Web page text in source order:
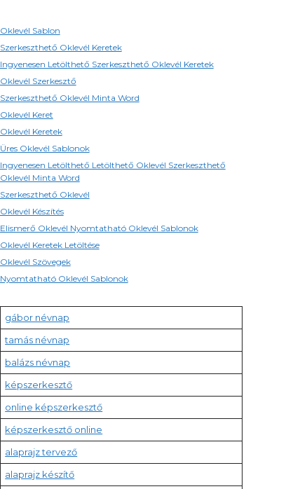
Oklevél Sablon
Szerkeszthető Oklevél Keretek
Ingyenesen Letölthető Szerkeszthető Oklevél Keretek
Oklevél Szerkesztő
Szerkeszthető Oklevél Minta Word
Oklevél Keret
Oklevél Keretek
Üres Oklevél Sablonok
Ingyenesen Letölthető Letölthető Oklevél Szerkeszthető
Oklevél Minta Word
Szerkeszthető Oklevél
Oklevél Készítés
Elismerő Oklevél Nyomtatható Oklevél Sablonok
Oklevél Keretek Letöltése
Oklevél Szövegek
Nyomtatható Oklevél Sablonok
gábor névnap
tamás névnap
balázs névnap
képszerkesztő
online képszerkesztő
képszerkesztő online
alaprajz tervező
alaprajz készítő